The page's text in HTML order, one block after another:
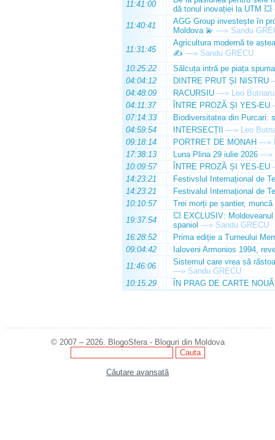
11:41:00
dă tonul inovației la UTM 💥
11:40:41
AGG Group investește în
Moldova 💫 —» Sandu
11:31:45
Agricultura modernă te
✍️ —» Sandu GRECU
10:25:22
Sălcuța intră pe piața
04:04:12
DINTRE PRUT ȘI NISTRU
04:48:09
RACURSIU —» Leo Butnaru
04:11:37
ÎNTRE PROZĂ ȘI YES-EU
07:14:33
Biodiversitatea din Purcari:
04:59:54
INTERSECȚII —» Leo
09:18:14
PORTRET DE MONAH —»
17:38:13
Luna Plina 29 iulie 2026 —»
10:09:57
ÎNTRE PROZĂ ȘI YES-EU
14:23:21
Festivslul Internațional de
14:23:21
Festivalul Internațional de
10:10:57
Trei morți pe șantier, muncă
19:37:54
💥 EXCLUSIV:
spaniol —» Sandu GRECU
16:28:52
Prima ediție a Turneului
09:04:42
Ialoveni Armonios 1994,
11:46:06
Sistemul care vrea să
—» Sandu GRECU
10:15:29
ÎN PRAG DE CARTE NOUĂ
© 2007 – 2026. BlogoSfera - Bloguri din Moldova
Căutare avansată